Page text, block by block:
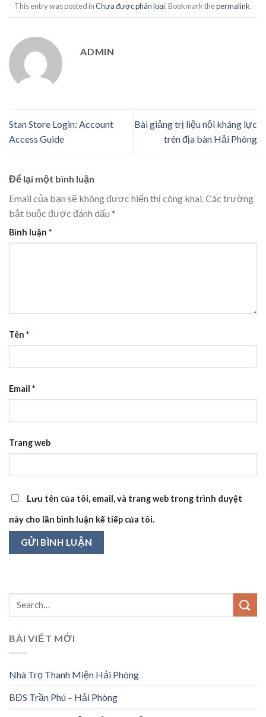
This entry was posted inChưa được phân loại. Bookmark thepermalink.
ADMIN
Stan Store Login: Account
Access Guide
Bài giảng trị liệu nội kháng lực
trên địa bàn Hải Phòng
Để lại một bình luận
Email của bạn sẽ không được hiển thị công khai.Các trường
bắt buộc được đánh dấu *
Bình luận *
Tên *
Email *
Trang web
Lưu tên của tôi, email, và trang web trong trình duyệt
này cho lần bình luận kế tiếp của tôi.
BÀI VIẾT MỚI
Nhà Trọ Thanh Miện Hải Phòng
BĐS Trần Phú – Hải Phòng